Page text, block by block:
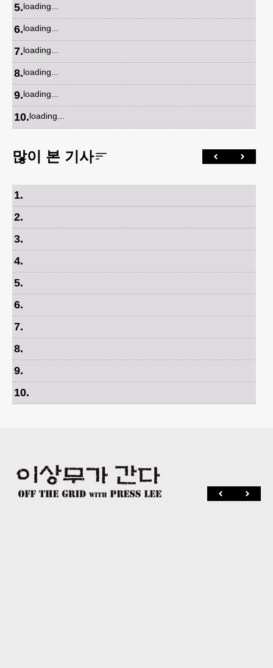
5.loading...
6.loading...
7.loading...
8.loading...
9.loading...
10.loading...
많이 본 기사
1.
2.
3.
4.
5.
6.
7.
8.
9.
10.